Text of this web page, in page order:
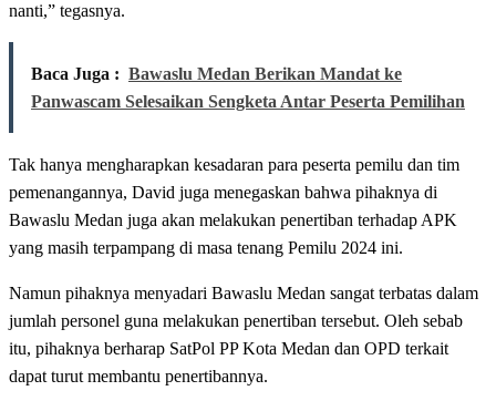
nanti,” tegasnya.
Baca Juga : Bawaslu Medan Berikan Mandat ke
Panwascam Selesaikan Sengketa Antar Peserta Pemilihan
Tak hanya mengharapkan kesadaran para peserta pemilu dan tim
pemenangannya, David juga menegaskan bahwa pihaknya di
Bawaslu Medan juga akan melakukan penertiban terhadap APK
yang masih terpampang di masa tenang Pemilu 2024 ini.
Namun pihaknya menyadari Bawaslu Medan sangat terbatas dalam
jumlah personel guna melakukan penertiban tersebut. Oleh sebab
itu, pihaknya berharap SatPol PP Kota Medan dan OPD terkait
dapat turut membantu penertibannya.